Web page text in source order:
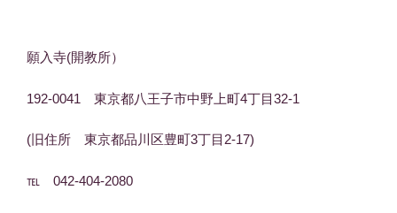
願入寺(開教所）
192-0041 東京都八王子市中野上町4丁目32-1
(旧住所 東京都品川区豊町3丁目2-17)
℡ 042-404-2080